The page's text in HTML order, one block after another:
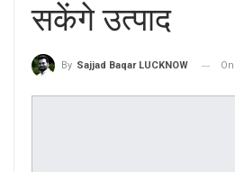
सकेंगे उत्पाद
By Sajjad Baqar LUCKNOW On